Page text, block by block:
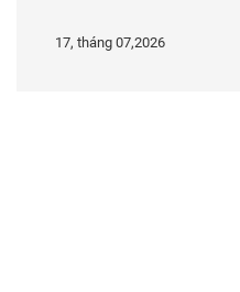
17, tháng 07,2026